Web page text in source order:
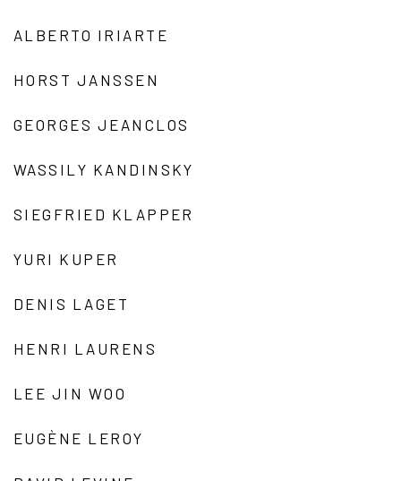
ALBERTO IRIARTE
HORST JANSSEN
GEORGES JEANCLOS
WASSILY KANDINSKY
SIEGFRIED KLAPPER
YURI KUPER
DENIS LAGET
HENRI LAURENS
LEE JIN WOO
EUGÈNE LEROY